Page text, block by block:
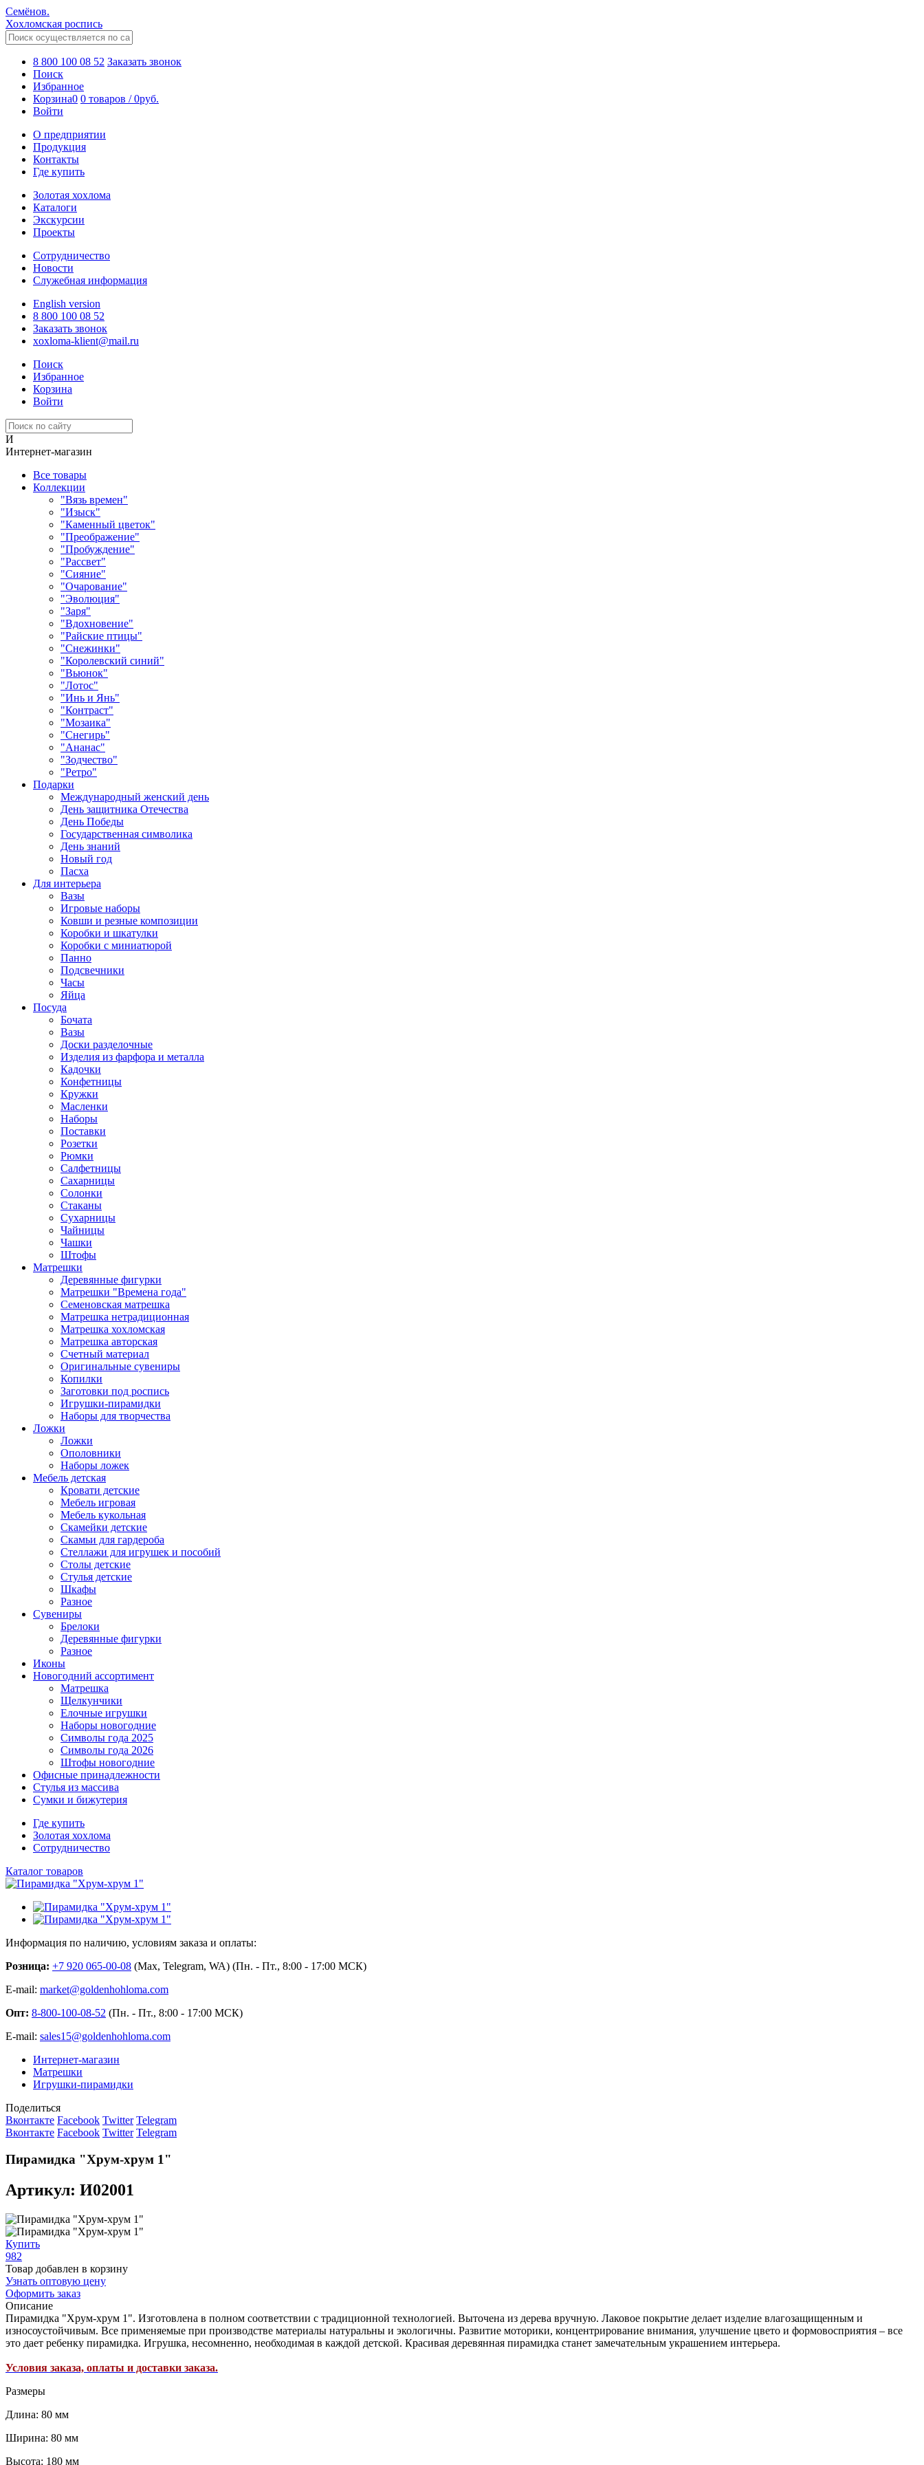
Семёнов.
Хохломская роспись
8 800 100 08 52 Заказать звонок
Поиск
Избранное
Корзина0 0 товаров /0руб.
Войти
О предприятии
Продукция
Контакты
Где купить
Золотая хохлома
Каталоги
Экскурсии
Проекты
Сотрудничество
Новости
Служебная информация
English version
8 800 100 08 52
Заказать звонок
xoxloma-klient@mail.ru
Поиск
Избранное
Корзина
Войти
И
Интернет-магазин
Все товары
Коллекции
"Вязь времен"
"Изыск"
"Каменный цветок"
"Преображение"
"Пробуждение"
"Рассвет"
"Сияние"
"Очарование"
"Эволюция"
"Заря"
"Вдохновение"
"Райские птицы"
"Снежинки"
"Королевский синий"
"Вьюнок"
"Лотос"
"Инь и Янь"
"Контраст"
"Мозаика"
"Снегирь"
"Ананас"
"Зодчество"
"Ретро"
Подарки
Международный женский день
День защитника Отечества
День Победы
Государственная символика
День знаний
Новый год
Пасха
Для интерьера
Вазы
Игровые наборы
Ковши и резные композиции
Коробки и шкатулки
Коробки с миниатюрой
Панно
Подсвечники
Часы
Яйца
Посуда
Бочата
Вазы
Доски разделочные
Изделия из фарфора и металла
Кадочки
Конфетницы
Кружки
Масленки
Наборы
Поставки
Розетки
Рюмки
Салфетницы
Сахарницы
Солонки
Стаканы
Сухарницы
Чайницы
Чашки
Штофы
Матрешки
Деревянные фигурки
Матрешки "Времена года"
Семеновская матрешка
Матрешка нетрадиционная
Матрешка хохломская
Матрешка авторская
Счетный материал
Оригинальные сувениры
Копилки
Заготовки под роспись
Игрушки-пирамидки
Наборы для творчества
Ложки
Ложки
Ополовники
Наборы ложек
Мебель детская
Кровати детские
Мебель игровая
Мебель кукольная
Скамейки детские
Скамьи для гардероба
Стеллажи для игрушек и пособий
Столы детские
Стулья детские
Шкафы
Разное
Сувениры
Брелоки
Деревянные фигурки
Разное
Иконы
Новогодний ассортимент
Матрешка
Щелкунчики
Елочные игрушки
Наборы новогодние
Символы года 2025
Символы года 2026
Штофы новогодние
Офисные принадлежности
Стулья из массива
Сумки и бижутерия
Где купить
Золотая хохлома
Сотрудничество
Каталог товаров
Информация по наличию, условиям заказа и оплаты:
Розница: +7 920 065-00-08 (Max, Telegram, WA) (Пн. - Пт., 8:00 - 17:00 МСК)
E-mail: market@goldenhohloma.com
Опт: 8-800-100-08-52 (Пн. - Пт., 8:00 - 17:00 МСК)
E-mail: sales15@goldenhohloma.com
Интернет-магазин
Матрешки
Игрушки-пирамидки
Поделиться
Вконтакте Facebook Twitter Telegram
Вконтакте Facebook Twitter Telegram
Пирамидка "Хрум-хрум 1"
Артикул: И02001
Купить
982
Товар добавлен в корзину
Узнать оптовую цену
Оформить заказ
Описание
Пирамидка "Хрум-хрум 1". Изготовлена в полном соответствии с традиционной технологией. Выточена из дерева вручную. Лаковое покрытие делает изделие влагозащищенным и
износоустойчивым. Все применяемые при производстве материалы натуральны и экологичны. Развитие моторики, концентрирование внимания, улучшение цвето и формовосприятия – все
это дает ребенку пирамидка. Игрушка, несомненно, необходимая в каждой детской. Красивая деревянная пирамидка станет замечательным украшением интерьера.
Условия заказа, оплаты и доставки заказа.
Размеры
Длина: 80 мм
Ширина: 80 мм
Высота: 180 мм